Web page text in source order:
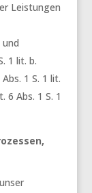
Leistungen
1 lit. b.
1 S. 1 lit.
6 Abs. 1 S. 1